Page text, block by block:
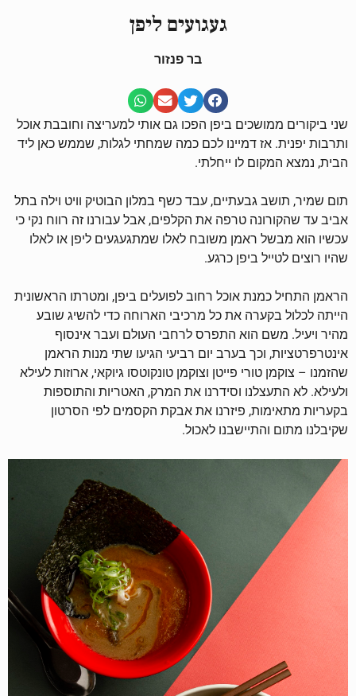
געגועים ליפן
בר פנזור
שני ביקורים ממושכים ביפן הפכו גם אותי למעריצה וחובבת אוכל
ותרבות יפנית. אז דמיינו לכם כמה שמחתי לגלות, שממש כאן ליד
הבית, נמצא המקום לו ייחלתי.
תום שמיר, תושב גבעתיים, עבד כשף במלון הבוטיק וויט וילה בתל
אביב עד שהקורונה טרפה את הקלפים, אבל עבורנו זה רווח נקי כי
עכשיו הוא מבשל ראמן משובח לאלו שמתגעגעים ליפן או לאלו
שהיו רוצים לטייל ביפן כרגע.
הראמן התחיל כמנת אוכל רחוב לפועלים ביפן, ומטרתו הראשונית
הייתה לכלול בקערה את כל מרכיבי הארוחה כדי להשיג שובע
מהיר ויעיל. משם הוא התפרס לרחבי העולם ועבר אינסוף
אינטרפרטציות, וכך בערב יום רביעי הגיעו שתי מנות הראמן
שהזמנו – צוקמן טורי פייטן וצוקמן טונקוטסו גיוקאי, ארוזות לעילא
ולעילא. לא התעצלנו וסידרנו את המרק, האטריות והתוספות
בקעריות מתאימות, פיזרנו את אבקת הקסמים לפי הסרטון
שקיבלנו מתום והתיישבנו לאכול.